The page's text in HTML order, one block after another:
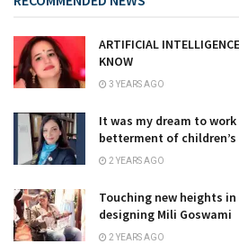
ARTIFICIAL
KNOW
3 YEARS AGO
It was my dream to
betterment of
2 YEARS AGO
Touching new heights
designing Mili Goswami
2 YEARS AGO